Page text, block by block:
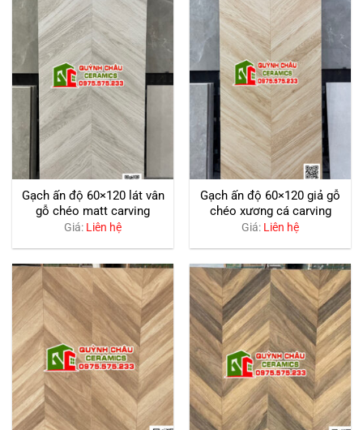
Gạch ấn độ 60×120 lát vân
gỗ chéo matt carving
Giá: Liên hệ
Gạch ấn độ 60×120 giả gỗ
chéo xương cá carving
Giá: Liên hệ